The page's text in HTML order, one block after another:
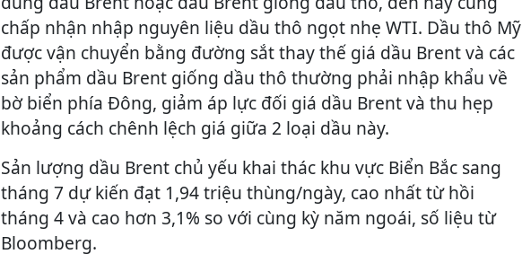
chấp nhận nhập nguyên liệu dầu thô ngọt nhẹ WTI. Dầu thô Mỹ
được vận chuyển bằng đường sắt thay thế giá dầu Brent và các
sản phẩm dầu Brent giống dầu thô thường phải nhập khẩu về
bờ biển phía Đông, giảm áp lực đối giá dầu Brent và thu hẹp
khoảng cách chênh lệch giá giữa 2 loại dầu này.
Sản lượng dầu Brent chủ yếu khai thác khu vực Biển Bắc sang
tháng 7 dự kiến đạt 1,94 triệu thùng/ngày, cao nhất từ hồi
tháng 4 và cao hơn 3,1% so với cùng kỳ năm ngoái, số liệu từ
Bloomberg.